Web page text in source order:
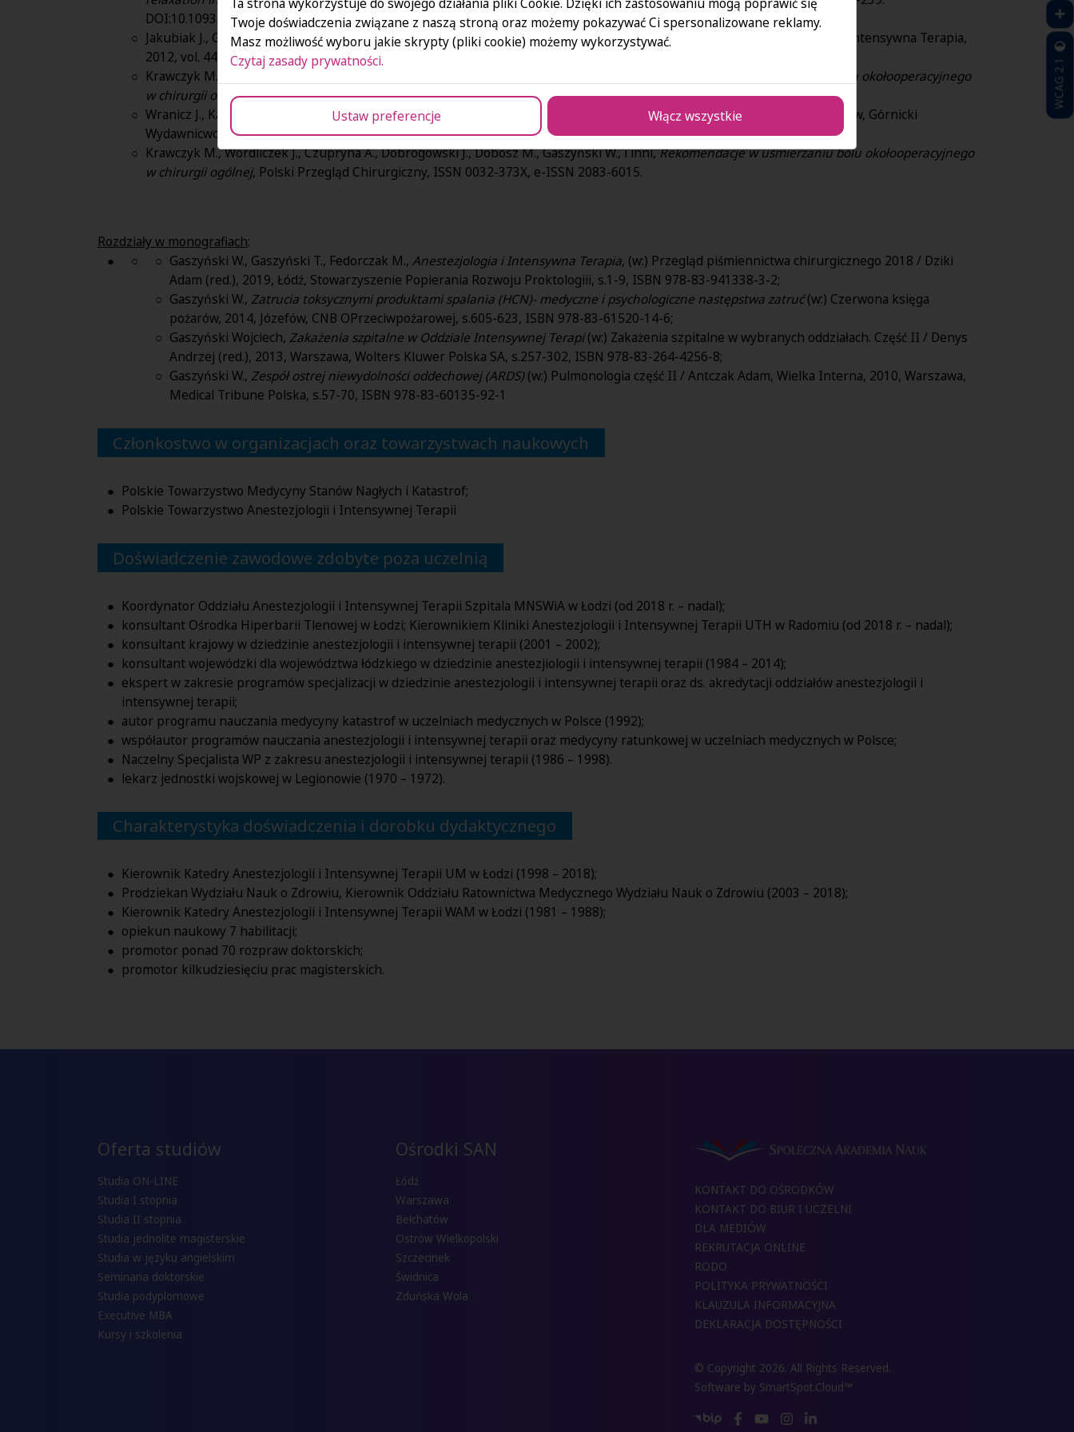
DOI:10.1093/bja/aer330;
Jakubiak J., Gaszyński T., Gaszyński W., Zastosowanie sugammadeksu u otyłej chorej z nużliwością mięśni,
Anestezjologia Intensywna Terapia,
2012, vol. 44, nr 1, s.31-33;
Krawczyk M., Wordliczek J., Czupryna A., Dobrogowski J., Dobosz M., Gaszyński W. [i in.],
Rekomendacje w uśmierzaniu bólu okołooperacyjnego
w chirurgii ogólnej, Polski Przegląd Chirurgiczny, 2012, vol. 84, nr 9, s.1-19;
Wranicz J., Kaczmarek K., Gaszyński W. (red.),Zautomatyzowana defibrylacja zewnętrzna (AED) : Vademecum
, 2012, Wrocław, Górnicki
Wydawnicwo Medyczne, 1-63 s., ISBN 978-83-61257-22-6;
Krawczyk M., Wordliczek J., Czupryna A., Dobrogowski J., Dobosz M., Gaszyński W., i inni,Rekomendacje w uśmierzaniu bólu okołooperacyjnego
w chirurgii ogólnej, Polski Przegląd Chirurgiczny, ISSN 0032-373X, e-ISSN 2083-6015.
Rozdziały w monografiach:
Gaszyński W., Gaszyński T., Fedorczak M., Anestezjologia i Intensywna Terapia, (w:) Przegląd piśmiennictwa chirurgicznego 2018 / Dziki
Adam (red.), 2019, Łódź, Stowarzyszenie Popierania Rozwoju Proktologiii, s.1-9, ISBN 978-83-941338-3-2;
Gaszyński W., Zatrucia toksycznymi produktami spalania (HCN)- medyczne i psychologiczne następstwa zatruć(w:) Czerwona księga
pożarów, 2014, Józefów, CNB OPrzeciwpożarowej, s.605-623, ISBN 978-83-61520-14-6;
Gaszyński Wojciech, Zakażenia szpitalne w Oddziale Intensywnej Terapi(w:) Zakażenia szpitalne w wybranych oddziałach. Część II / Denys
Andrzej (red.), 2013, Warszawa, Wolters Kluwer Polska SA, s.257-302, ISBN 978-83-264-4256-8;
Gaszyński W., Zespółostrej niewydolności oddechowej (ARDS) (w:) Pulmonologia część II / Antczak Adam, Wielka Interna, 2010, Warszawa,
Medical Tribune Polska, s.57-70, ISBN 978-83-60135-92-1
Członkostwo w organizacjach oraz towarzystwach naukowych
Polskie Towarzystwo Medycyny Stanów Nagłych i Katastrof;
Polskie Towarzystwo Anestezjologii i Intensywnej Terapii
Doświadczenie zawodowe zdobyte poza uczelnią
Koordynator Oddziału Anestezjologii i Intensywnej Terapii Szpitala MNSWiA w Łodzi (od 2018 r. – nadal);
konsultant Ośrodka Hiperbarii Tlenowej w Łodzi; Kierownikiem Kliniki Anestezjologii i Intensywnej Terapii UTH w Radomiu (od 2018 r. – nadal);
konsultant krajowy w dziedzinie anestezjologii i intensywnej terapii (2001 – 2002);
konsultant wojewódzki dla województwa łódzkiego w dziedzinie anestezjiologii i intensywnej terapii (1984 – 2014);
ekspert w zakresie programów specjalizacji w dziedzinie anestezjologii i intensywnej terapii oraz ds. akredytacji oddziałów anestezjologii i
intensywnej terapii;
autor programu nauczania medycyny katastrof w uczelniach medycznych w Polsce (1992);
współautor programów nauczania anestezjologii i intensywnej terapii oraz medycyny ratunkowej w uczelniach medycznych w Polsce;
Naczelny Specjalista WP z zakresu anestezjologii i intensywnej terapii (1986 – 1998).
lekarz jednostki wojskowej w Legionowie (1970 – 1972).
Charakterystyka doświadczenia i dorobku dydaktycznego
Kierownik Katedry Anestezjologii i Intensywnej Terapii UM w Łodzi (1998 – 2018);
Prodziekan Wydziału Nauk o Zdrowiu, Kierownik Oddziału Ratownictwa Medycznego Wydziału Nauk o Zdrowiu (2003 – 2018);
Kierownik Katedry Anestezjologii i Intensywnej Terapii WAM w Łodzi (1981 – 1988);
opiekun naukowy 7 habilitacji;
promotor ponad 70 rozpraw doktorskich;
promotor kilkudziesięciu prac magisterskich.
Oferta studiów
Studia ON-LINE
Studia I stopnia
Studia II stopnia
Studia jednolite magisterskie
Studia w języku angielskim
Seminaria doktorskie
Studia podyplomowe
Executive MBA
Kursy i szkolenia
Ośrodki SAN
Łódź
Warszawa
Bełchatów
Ostrów Wielkopolski
Szczecinek
Świdnica
Zduńska Wola
KONTAKT DO OŚRODKÓW
KONTAKT DO BIUR I UCZELNI
DLA MEDIÓW
REKRUTACJA ONLINE
RODO
POLITYKA PRYWATNOŚCI
KLAUZULA INFORMACYJNA
DEKLARACJA DOSTĘPNOŚCI
© Copyright 2026. All Rights Reserved.
Software by SmartSpot.Cloud™
WCAG 2.1
Ta strona wykorzystuje do swojego działania pliki Cookie. Dzięki ich zastosowaniu mogą poprawić się
Twoje doświadczenia związane z naszą stroną oraz możemy pokazywać Ci spersonalizowane reklamy.
Masz możliwość wyboru jakie skrypty (pliki cookie) możemy wykorzystywać.
Czytaj zasady prywatności.
Ustaw preferencje Włącz wszystkie